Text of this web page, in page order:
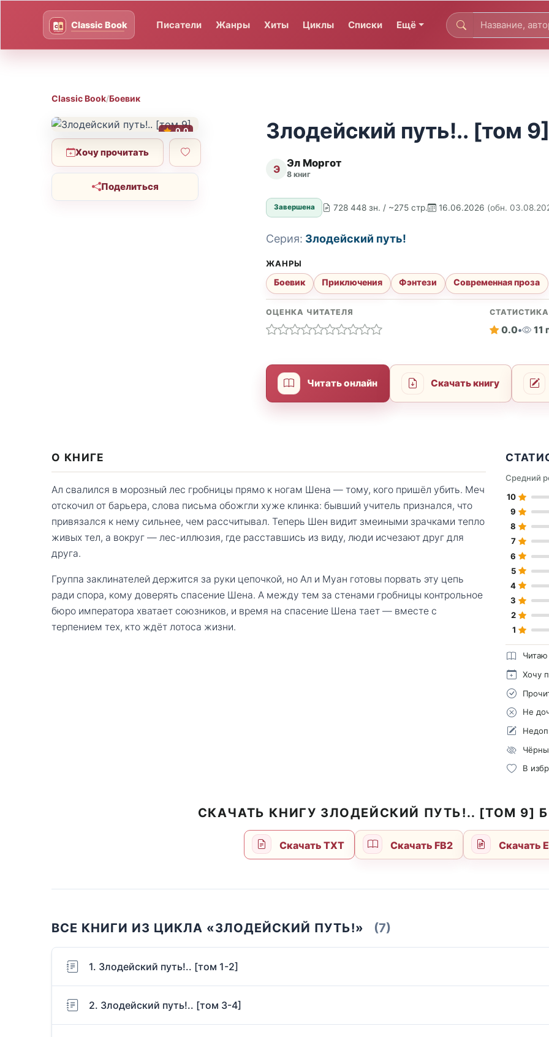
Писатели Жанры Хиты Циклы Списки Ещё
Classic Book/Боевик
0.0
Хочу прочитать
Поделиться
Злодейский путь!.. [том 9]
Э Эл Моргот
8 книг
Завершена 728 448 зн. / ~275 стр. 16.06.2026 (обн.
Серия: Злодейский путь!
ЖАНРЫ
Боевик Приключения Фэнтези Современная проза
ОЦЕНКА ЧИТАТЕЛЯ СТАТИСТИКА
0.0• 11
Читать онлайн Скачать книгу
О КНИГЕ
Ал свалился в морозный лес гробницы прямо к ногам Шена — тому, кого пришёл убить. Меч
отскочил от барьера, слова письма обожгли хуже клинка: бывший учитель признался, что
привязался к нему сильнее, чем рассчитывал. Теперь Шен видит змеиными зрачками тепло
живых тел, а вокруг — лес-иллюзия, где расставшись из виду, люди исчезают друг для
друга.
Группа заклинателей держится за руки цепочкой, но Ал и Муан готовы порвать эту цепь
ради спора, кому доверять спасение Шена. А между тем за стенами гробницы контрольное
бюро императора хватает союзников, и время на спасение Шена тает — вместе с
терпением тех, кто ждёт лотоса жизни.
Средний
10
9
8
7
6
5
4
3
2
1
Читаю
Хочу
Не
В
СКАЧАТЬ КНИГУ ЗЛОДЕЙСКИЙ ПУТЬ!.. [ТОМ 9]
Скачать TXT Скачать FB2 Скачать
ВСЕ КНИГИ ИЗ ЦИКЛА «ЗЛОДЕЙСКИЙ ПУТЬ!» (7)
1. Злодейский путь!.. [том 1-2]
2. Злодейский путь!.. [том 3-4]